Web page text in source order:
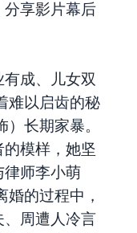
分享影片幕后
有成、儿女双
难以启齿的秘
长期家暴。
模样，她坚
律师李小萌
婚的过程中，
周遭人冷言